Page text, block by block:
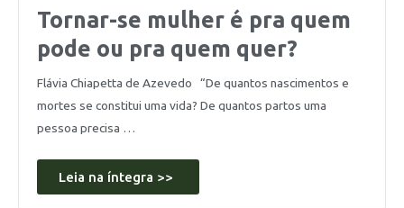
Tornar-se mulher é pra quem
pode ou pra quem quer?
Flávia Chiapetta de Azevedo “De quantos nascimentos e
mortes se constitui uma vida? De quantos partos uma
pessoa precisa …
Leia na íntegra >>